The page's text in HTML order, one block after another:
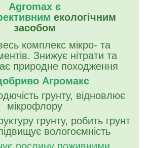
Agromax є
екологічним
засобом
комплекс мікро- та
Знижує нітрати та
природне походження
Агромакс
грунту, відновлює
мікрофлору
грунту, робить грунт
вологоємність